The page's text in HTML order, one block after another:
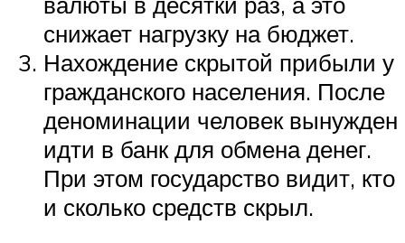
снижает нагрузку на бюджет.
Нахождение скрытой прибыли у
гражданского населения. После
деноминации человек вынужден
идти в банк для обмена денег.
При этом государство видит, кто
и сколько средств скрыл.